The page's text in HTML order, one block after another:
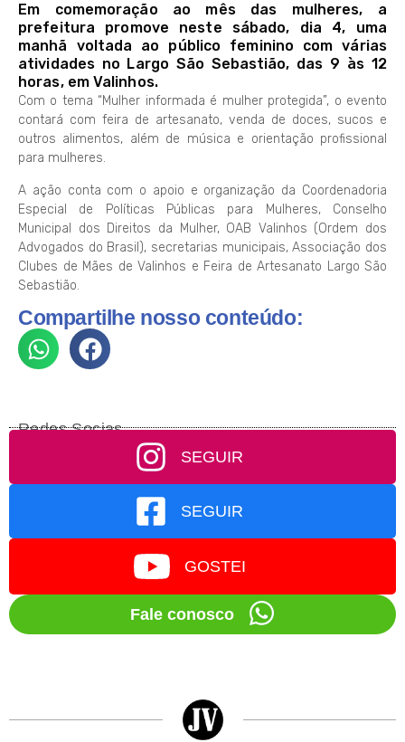
Em comemoração ao mês das mulheres, a
prefeitura promove neste sábado, dia 4, uma
manhã voltada ao público feminino com várias
atividades no Largo São Sebastião, das 9 às 12
horas, em Valinhos.
Com o tema “Mulher informada é mulher protegida”, o evento
contará com feira de artesanato, venda de doces, sucos e
outros alimentos, além de música e orientação profissional
para mulheres.
A ação conta com o apoio e organização da Coordenadoria
Especial de Políticas Públicas para Mulheres, Conselho
Municipal dos Direitos da Mulher, OAB Valinhos (Ordem dos
Advogados do Brasil), secretarias municipais, Associação dos
Clubes de Mães de Valinhos e Feira de Artesanato Largo São
Sebastião.
Compartilhe nosso conteúdo:
Redes Socias
SEGUIR
SEGUIR
GOSTEI
Fale conosco